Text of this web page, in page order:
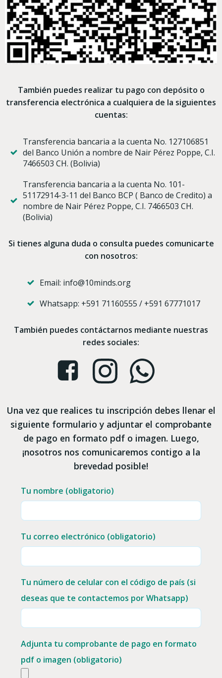
También puedes realizar tu pago con depósito o
transferencia electrónica a cualquiera de la siguientes
cuentas:
Transferencia bancaria a la cuenta No. 127106851
del Banco Unión a nombre de Nair Pérez Poppe, C.I.
7466503 CH. (Bolivia)
Transferencia bancaria a la cuenta No. 101-
51172914-3-11 del Banco BCP ( Banco de Credito) a
nombre de Nair Pérez Poppe, C.I. 7466503 CH.
(Bolivia)
Si tienes alguna duda o consulta puedes comunicarte
con nosotros:
Email: info@10minds.org
Whatsapp: +591 71160555 / +591 67771017
También puedes contáctarnos mediante nuestras
redes sociales:
Una vez que realices tu inscripción debes llenar el
siguiente formulario y adjuntar el comprobante
de pago en formato pdf o imagen. Luego,
¡nosotros nos comunicaremos contigo a la
brevedad posible!
Tu nombre (obligatorio)
Tu correo electrónico (obligatorio)
Tu número de celular con el código de país (si
deseas que te contactemos por Whatsapp)
Adjunta tu comprobante de pago en formato
pdf o imagen (obligatorio)